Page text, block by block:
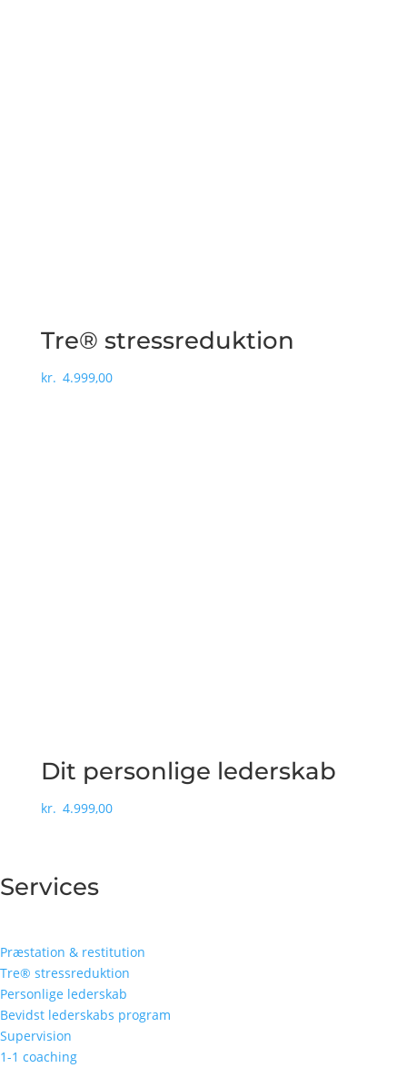
Tre® stressreduktion
kr. 4.999,00
Dit personlige lederskab
kr. 4.999,00
Services
Præstation & restitution
Tre® stressreduktion
Personlige lederskab
Bevidst lederskabs program
Supervision
1-1 coaching